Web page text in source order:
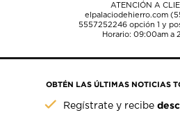
ATENCIÓN A
elpalaciodehierro.com
5557252246opción 1 y
Horario: 09:00am a
OBTÉN LAS ÚLTIMAS NOTICIAS
Regístrate y recibe